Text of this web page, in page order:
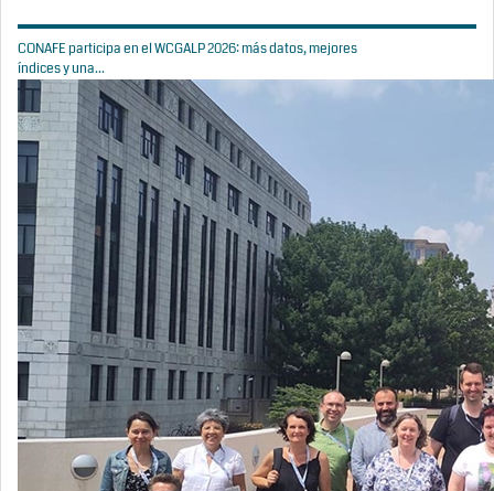
CONAFE participa en el WCGALP 2026: más datos, mejores
índices y una...